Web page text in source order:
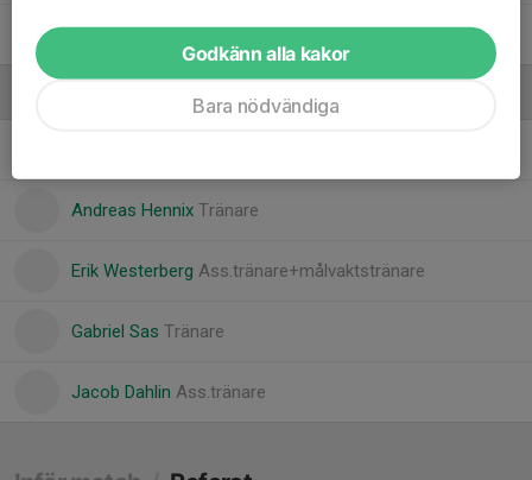
Vincent Dyrlind
Andreas Hennix Tränare
Erik Westerberg Ass.tränare+målvaktstränare
Gabriel Sas Tränare
Jacob Dahlin Ass.tränare
Godkänn alla kakor
Bara nödvändiga